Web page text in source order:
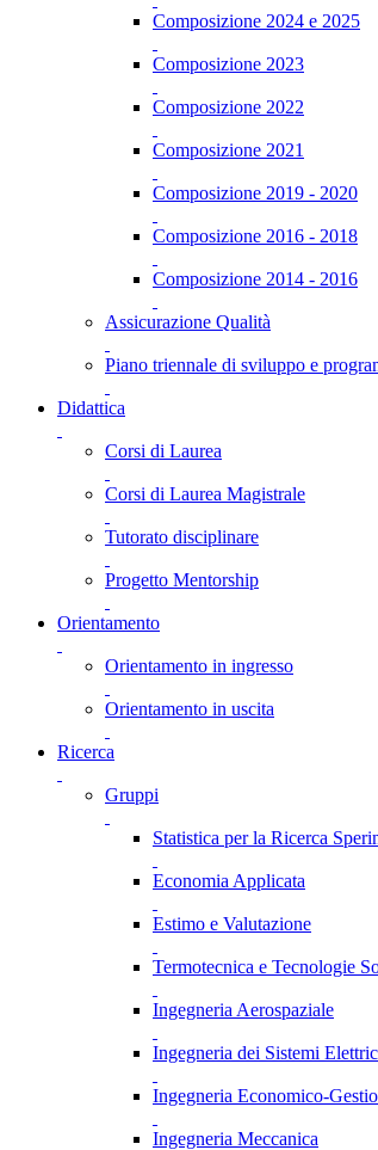
Composizione 2024 e 2025
Composizione 2023
Composizione 2022
Composizione 2021
Composizione 2019 - 2020
Composizione 2016 - 2018
Composizione 2014 - 2016
Assicurazione Qualità
Piano triennale di sviluppo e
Didattica
Corsi di Laurea
Corsi di Laurea Magistrale
Tutorato disciplinare
Progetto Mentorship
Orientamento
Orientamento in ingresso
Orientamento in uscita
Ricerca
Gruppi
Statistica per la Ricerca
Economia Applicata
Estimo e Valutazione
Termotecnica e Tecnologie
Ingegneria Aerospaziale
Ingegneria dei Sistemi
Ingegneria Economico-
Ingegneria Meccanica